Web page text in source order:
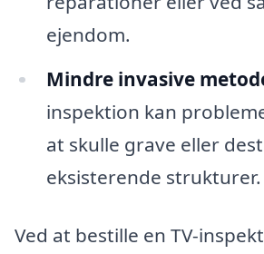
ejendom.
Mindre invasive
inspektion kan
at skulle grave eller
eksisterende strukturer.
Ved at bestille en TV-